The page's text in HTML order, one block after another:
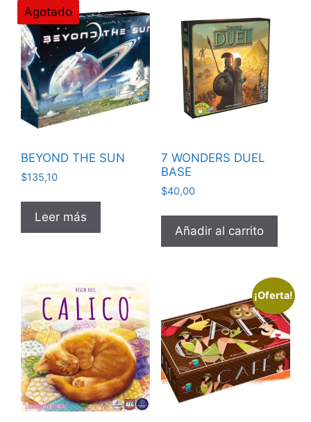
Agotado
BEYOND THE SUN
$135,10
Leer más
7 WONDERS DUEL
BASE
$40,00
Añadir al carrito
¡Oferta!